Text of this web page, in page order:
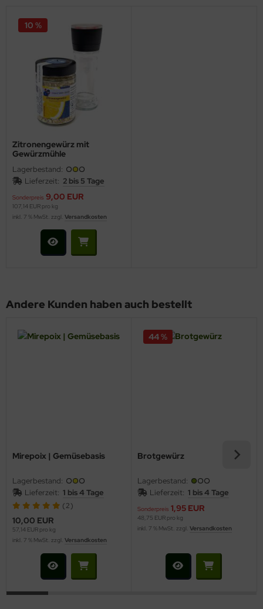
Zitronengewürz mit
Gewürzmühle
Lagerbestand:
Lieferzeit: 2 bis 5 Tage
Sonderpreis 9,00 EUR
10 %
107,14 EUR pro kg
inkl. 7 % MwSt. zzgl. Versandkosten
Andere Kunden haben auch bestellt
Mirepoix | Gemüsebasis
Lagerbestand:
Lieferzeit: 1 bis 4 Tage
(2)
10,00 EUR
57,14 EUR pro kg
inkl. 7 % MwSt. zzgl. Versandkosten
Brotgewürz
Lagerbestand:
Lieferzeit: 1 bis 4 Tage
Sonderpreis 1,95 EUR
44 %
48,75 EUR pro kg
inkl. 7 % MwSt. zzgl. Versandkosten